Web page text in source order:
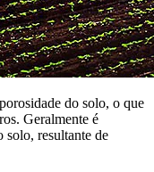
do solo, o que
Geralmente é
solo, resultante de